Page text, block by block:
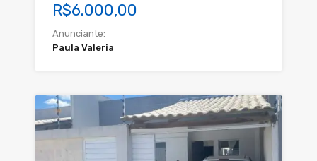
R$6.000,00
Anunciante:
Paula Valeria